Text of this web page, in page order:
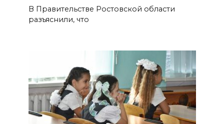
В Правительстве Ростовской области
разъяснили, что